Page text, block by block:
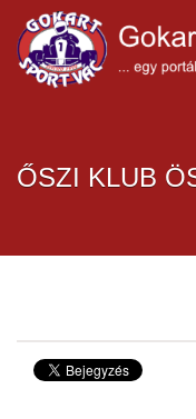
ŐSZI KLUB